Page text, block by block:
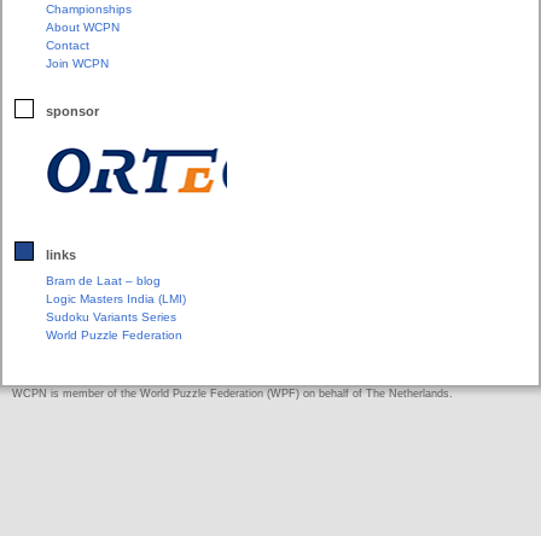
Championships
About WCPN
Contact
Join WCPN
sponsor
links
Bram de Laat – blog
Logic Masters India (LMI)
Sudoku Variants Series
World Puzzle Federation
WCPN is member of the World Puzzle Federation (WPF) on behalf of The Netherlands.